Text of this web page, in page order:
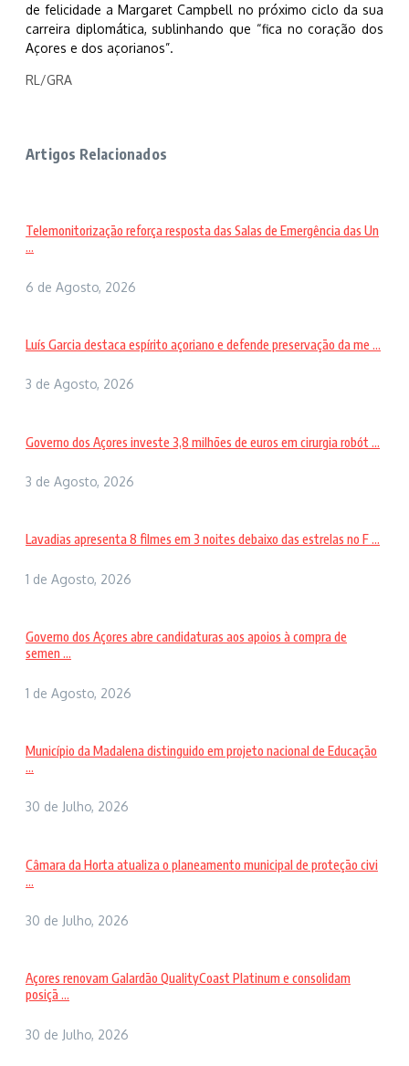
de felicidade a Margaret Campbell no próximo ciclo da sua
carreira diplomática, sublinhando que “fica no coração dos
Açores e dos açorianos”.
RL/GRA
Artigos Relacionados
Telemonitorização reforça resposta das Salas de Emergência das Un
...
6 de Agosto, 2026
Luís Garcia destaca espírito açoriano e defende preservação da me ...
3 de Agosto, 2026
Governo dos Açores investe 3,8 milhões de euros em cirurgia robót ...
3 de Agosto, 2026
Lavadias apresenta 8 filmes em 3 noites debaixo das estrelas no F ...
1 de Agosto, 2026
Governo dos Açores abre candidaturas aos apoios à compra de
semen ...
1 de Agosto, 2026
Município da Madalena distinguido em projeto nacional de Educação
...
30 de Julho, 2026
Câmara da Horta atualiza o planeamento municipal de proteção civi
...
30 de Julho, 2026
Açores renovam Galardão QualityCoast Platinum e consolidam
posiçã ...
30 de Julho, 2026